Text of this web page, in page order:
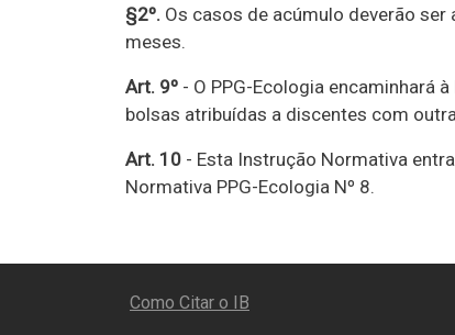
§2º. Os casos de acúmulo deverão
meses.
Art. 9º - O PPG-Ecologia encaminhará
bolsas atribuídas a discentes com
Art. 10 - Esta Instrução Normativa
Normativa PPG-Ecologia Nº 8.
RODAPÉ
Como Citar o IB